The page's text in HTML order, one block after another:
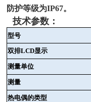
防护等级为IP67。
技术参数：
型号
双排LCD显示
测量单位
测量
热电偶的类型